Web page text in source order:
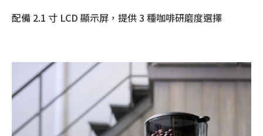
配備 2.1 寸 LCD 顯示屏，提供 3 種咖啡研磨度選擇